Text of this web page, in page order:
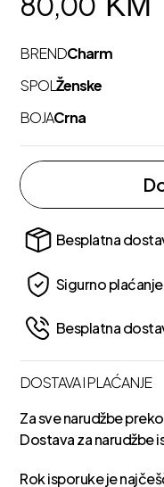
BRENDCharm
SPOLŽenske
BOJACrna
Besplatna
Sigurno
Besplatna
DOSTAVA I PLAĆANJE
Za sve narudžbe
Dostava za narudžbe
Rok isporuke je